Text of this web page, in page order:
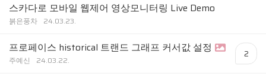
스카다로 모바일 웹제어 영상모니터링 Live Demo
붉은풍차 24.03.23.
프로페이스 historical 트랜드 그래프 커서값 설정
주예신 24.03.22.
2